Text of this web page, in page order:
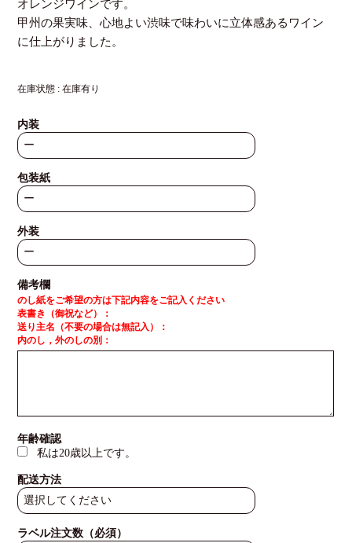
オレンジワインです。
甲州の果実味、心地よい渋味で味わいに立体感あるワイン
に仕上がりました。
在庫状態 : 在庫有り
内装
包装紙
外装
備考欄
のし紙をご希望の方は下記内容をご記入ください
表書き（御祝など）：
送り主名（不要の場合は無記入）：
内のし，外のしの別：
年齢確認
私は20歳以上です。
配送方法
ラベル注文数（必須）